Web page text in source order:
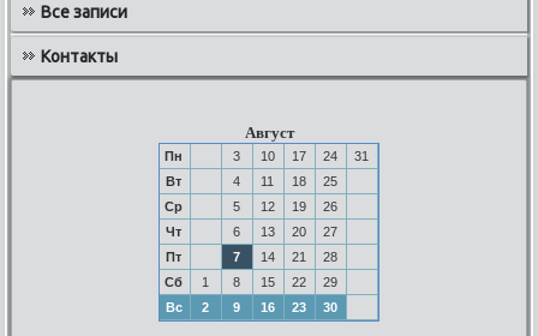
Все записи
Контакты
Август
Пн 3 10 17 24
31
Вт
4 11 18
25
Ср
5 12 19
26
Чт
6 13 20
27
Пт
7 14 21
28
Сб
1 8 15 22
29
Вс
2 9 16 23 30